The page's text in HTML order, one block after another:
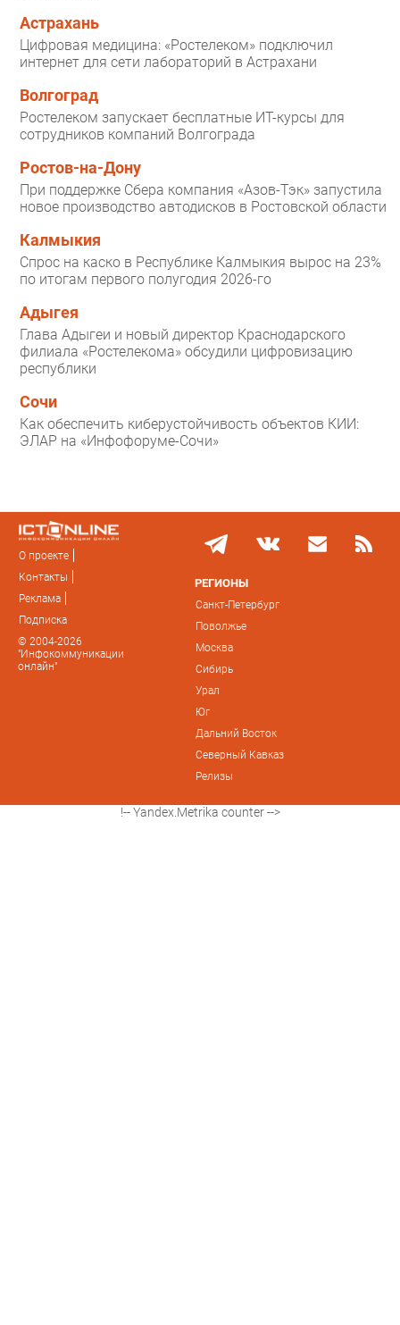
Астрахань
Цифровая медицина: «Ростелеком» подключил
интернет для сети лабораторий в Астрахани
Волгоград
Ростелеком запускает бесплатные ИТ-курсы для
сотрудников компаний Волгограда
Ростов-на-Дону
При поддержке Сбера компания «Азов-Тэк» запустила
новое производство автодисков в Ростовской области
Калмыкия
Спрос на каско в Республике Калмыкия вырос на 23%
по итогам первого полугодия 2026-го
Адыгея
Глава Адыгеи и новый директор Краснодарского
филиала «Ростелекома» обсудили цифровизацию
республики
Сочи
Как обеспечить киберустойчивость объектов КИИ:
ЭЛАР на «Инфофоруме-Сочи»
О проекте
Контакты
Реклама
Подписка
© 2004-2026
"Инфокоммуникации
онлайн"
РЕГИОНЫ
Санкт-Петербург
Поволжье
Москва
Сибирь
Урал
Юг
Дальний Восток
Северный Кавказ
Релизы
!-- Yandex.Metrika counter -->